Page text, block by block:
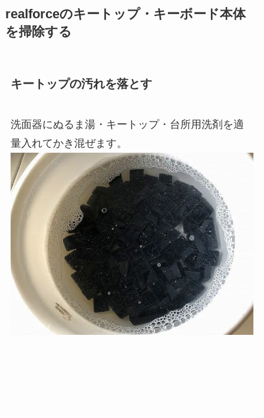
realforceのキートップ・キーボード本体
を掃除する
キートップの汚れを落とす
洗面器にぬるま湯・キートップ・台所用洗剤を適
量入れてかき混ぜます。